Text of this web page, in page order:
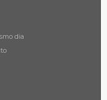
dia